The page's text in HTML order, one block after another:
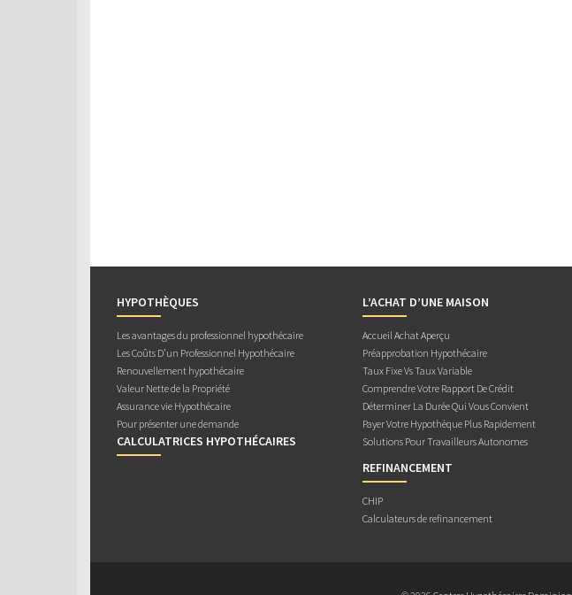
HYPOTHÈQUES
Les avantages du professionnel hypothécaire
Les Coûts D’un Professionnel Hypothécaire
Renouvellement hypothécaire
Valeur Nette de la Propriété
Assurance vie Hypothécaire
Pour présenter une demande
CALCULATRICES HYPOTHÉCAIRES
L’ACHAT D’UNE MAISON
Accueil Achat Aperçu
Préapprobation Hypothécaire
Taux Fixe Vs Taux Variable
Comprendre Votre Rapport De Crédit
Déterminer La Durée Qui Vous Convient
Payer Votre Hypothèque Plus Rapidement
Solutions Pour Travailleurs Autonomes
REFINANCEMENT
CHIP
Calculateurs de refinancement